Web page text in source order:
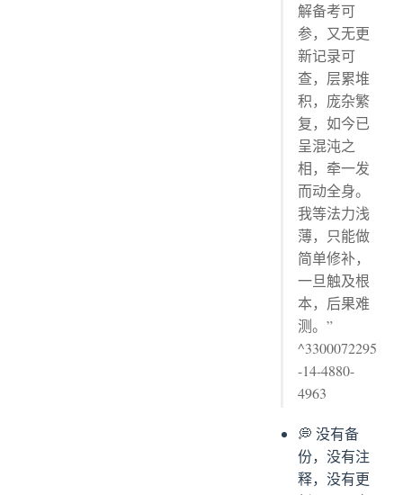
解备考可
参，又无更
新记录可
查，层累堆
积，庞杂繁
复，如今已
呈混沌之
相，牵一发
而动全身。
我等法力浅
薄，只能做
简单修补，
一旦触及根
本，后果难
测。”
^3300072295
-14-4880-
4963
💭 没有备
份，没有注
释，没有更